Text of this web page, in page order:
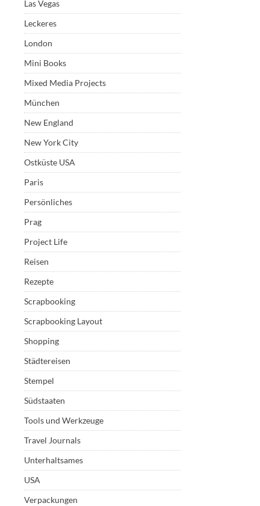
Las Vegas
Leckeres
London
Mini Books
Mixed Media Projects
München
New England
New York City
Ostküste USA
Paris
Persönliches
Prag
Project Life
Reisen
Rezepte
Scrapbooking
Scrapbooking Layout
Shopping
Städtereisen
Stempel
Südstaaten
Tools und Werkzeuge
Travel Journals
Unterhaltsames
USA
Verpackungen